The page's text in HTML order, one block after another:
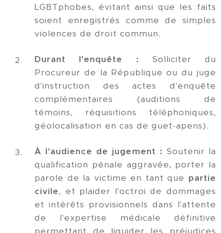
LGBTphobes, évitant ainsi que les faits
soient enregistrés comme de simples
violences de droit commun.
Durant l'enquête : Solliciter du
Procureur de la République ou du juge
d'instruction des actes d'enquête
complémentaires (auditions de
témoins, réquisitions téléphoniques,
géolocalisation en cas de guet-apens).
À l'audience de jugement : Soutenir la
qualification pénale aggravée, porter la
parole de la victime en tant que partie
civile, et plaider l'octroi de dommages
et intérêts provisionnels dans l'attente
de l'expertise médicale définitive